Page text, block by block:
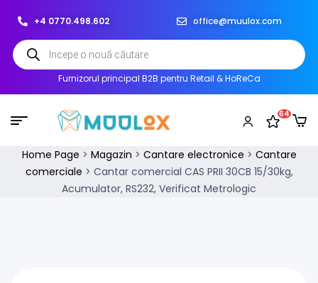
+4 0770.498.602 office@muulox.com
Furnizorul principal B2B pentru Retail & HoReCa
64
Home Page > Magazin > Cantare electronice > Cantare
comerciale > Cantar comercial CAS PRII 30CB 15/30kg,
Acumulator, RS232, Verificat Metrologic